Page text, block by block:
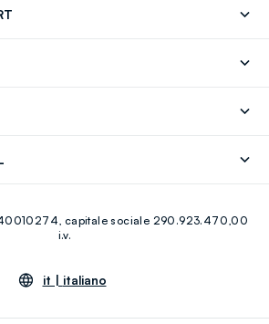
Linkedin
capitale sociale 290.923.470,00
i.v.
it | italiano